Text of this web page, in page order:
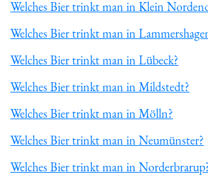
Welches Bier trinkt man in Klein
Welches Bier trinkt man in
Welches Bier trinkt man in Lübeck?
Welches Bier trinkt man in Mildstedt?
Welches Bier trinkt man in Mölln?
Welches Bier trinkt man in Neumünster?
Welches Bier trinkt man in